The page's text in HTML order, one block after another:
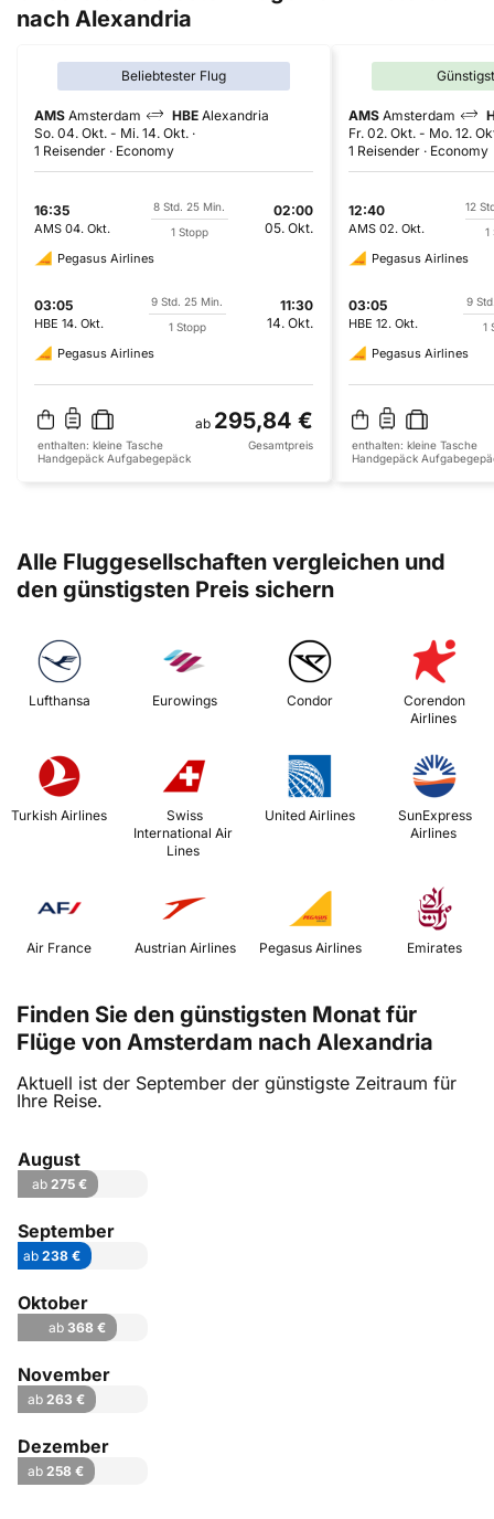
nach Alexandria
Beliebtester Flug
AMS Amsterdam HBE Alexandria
So. 04. Okt. - Mi. 14. Okt.
1 Reisender
Economy
16:35
AMS 04. Okt.
8 Std. 25 Min.
1 Stopp
02:00
05. Okt.
Pegasus Airlines
03:05
HBE 14. Okt.
9 Std. 25 Min.
1 Stopp
11:30
14. Okt.
Pegasus Airlines
ab 295,84 €
enthalten: kleine Tasche
Handgepäck Aufgabegepäck
Gesamtpreis
AMS Amsterdam
Fr. 02. Okt. - Mo. 12.
1 Reisender
Economy
12:40
AMS 02. Okt.
12
1
Pegasus Airlines
03:05
HBE 12. Okt.
9
1
Pegasus Airlines
enthalten: kleine Tasche
Handgepäck
Alle Fluggesellschaften vergleichen und
den günstigsten Preis sichern
Lufthansa Eurowings Condor
Corendon
Airlines
Turkish Airlines
International Air
Lines
United Airlines
Airlines
Air France Austrian Airlines Emirates
Finden Sie den günstigsten Monat für
Flüge von Amsterdam nach Alexandria
Aktuell ist der September der günstigste Zeitraum für
Ihre Reise.
August
ab275 €
September
ab 238 €
Oktober
ab 368 €
November
ab263 €
Dezember
ab258 €